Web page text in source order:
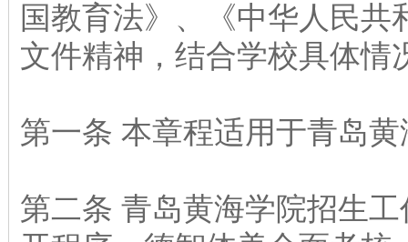
国教育法》、《中华人民
文件精神，结合学校具体情
第一条 本章程适用于青岛
第二条 青岛黄海学院招生